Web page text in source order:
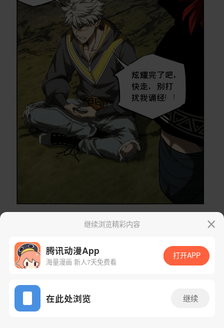
App免费看
继续浏览精彩内容
腾讯动漫App
海量漫画 新人7天免费看
打开APP
在此处浏览 继续